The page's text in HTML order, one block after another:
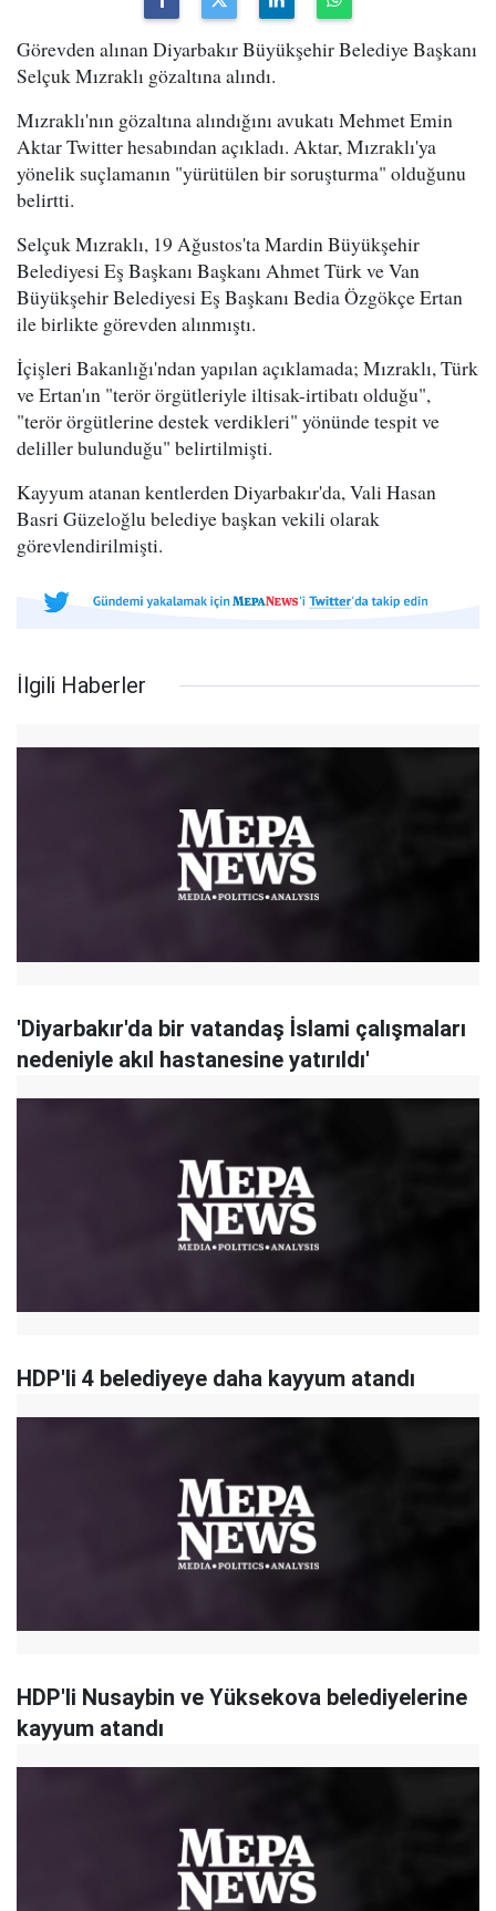
Görevden alınan Diyarbakır Büyükşehir Belediye Başkanı
Selçuk Mızraklı gözaltına alındı.
Mızraklı'nın gözaltına alındığını avukatı Mehmet Emin
Aktar Twitter hesabından açıkladı. Aktar, Mızraklı'ya
yönelik suçlamanın "yürütülen bir soruşturma" olduğunu
belirtti.
Selçuk Mızraklı, 19 Ağustos'ta Mardin Büyükşehir
Belediyesi Eş Başkanı Başkanı Ahmet Türk ve Van
Büyükşehir Belediyesi Eş Başkanı Bedia Özgökçe Ertan
ile birlikte görevden alınmıştı.
İçişleri Bakanlığı'ndan yapılan açıklamada; Mızraklı, Türk
ve Ertan'ın "terör örgütleriyle iltisak-irtibatı olduğu",
"terör örgütlerine destek verdikleri" yönünde tespit ve
deliller bulunduğu" belirtilmişti.
Kayyum atanan kentlerden Diyarbakır'da, Vali Hasan
Basri Güzeloğlu belediye başkan vekili olarak
görevlendirilmişti.
İlgili Haberler
'Diyarbakır'da bir vatandaş İslami çalışmaları
nedeniyle akıl hastanesine yatırıldı'
HDP'li 4 belediyeye daha kayyum atandı
HDP'li Nusaybin ve Yüksekova belediyelerine
kayyum atandı